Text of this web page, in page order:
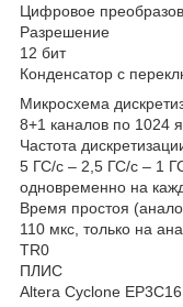
Цифровое
Разрешение
12 бит
Конденсатор с
Микросхема
8+1 каналов по 1024
Частота
5 ГС/с – 2,5 ГС/с – 1
одновременно на
Время простоя
110 мкс, только на
TR0
ПЛИС
Altera Cyclone